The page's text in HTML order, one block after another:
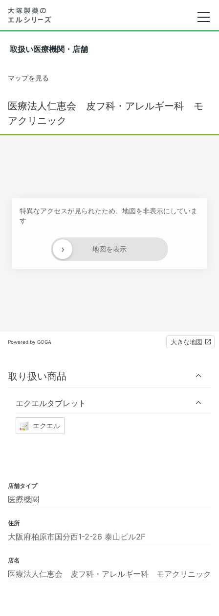
取扱い医療機関・店舗
マップを見る
医療法人仁恵会 皮フ科・アレルギー科 モ
アクリニック
特異なアクセスが見られたため、地図を非表示にしていま
す
地図を表示
›
Powered by GOGA 大きな地図
取り扱い商品
エクエルタブレット
エクエル
店舗タイプ
医療機関
住所
大阪府柏原市国分西1-2-26 泰山ビル2F
店名
医療法人仁恵会 皮フ科・アレルギー科 モアクリニック